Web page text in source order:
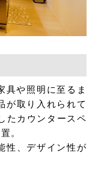
具や照明に至るま
が取り入れられて
たカウンタースペ
。
性、デザイン性が